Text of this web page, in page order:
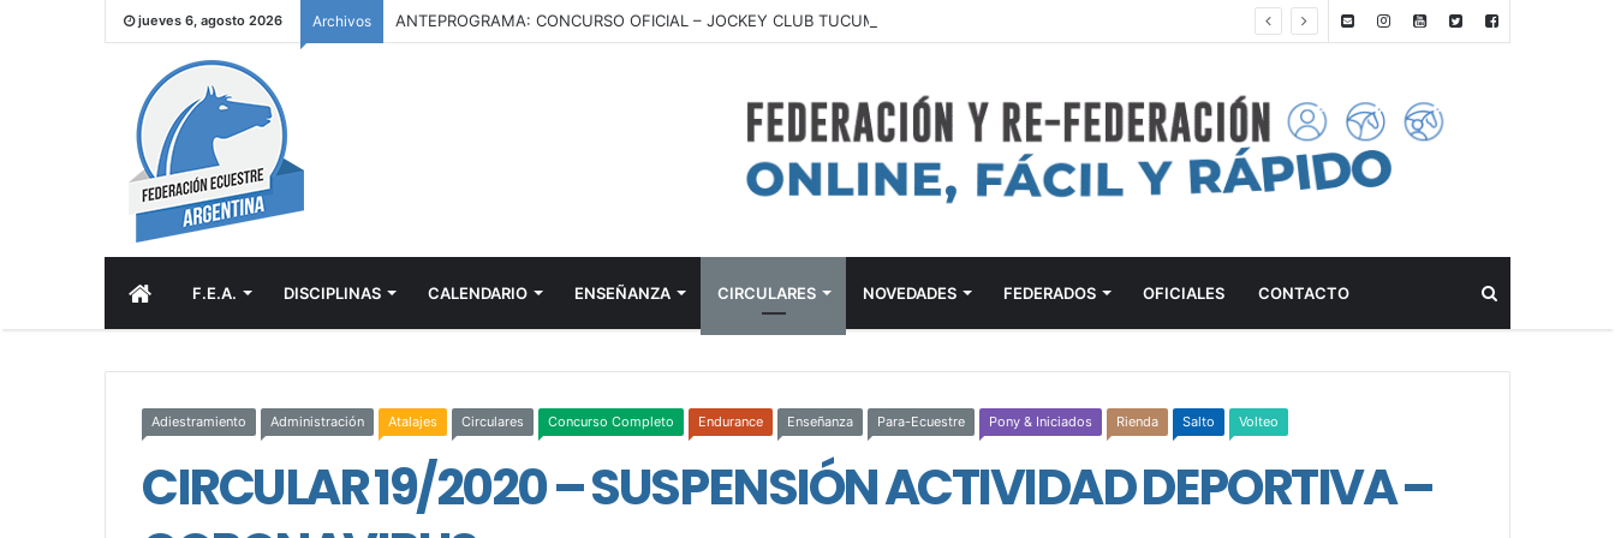
jueves 6, agosto 2026 Archivos ANTEPROGRAMA: CONCURSO OFICIAL – JOCKEY CLUB TUCUMÁN – 22 Y 23 DE AGOSTO DE 2026
INICIOF.E.A. DISCIPLINAS CALENDARIO ENSEÑANZA CIRCULARES NOVEDADES FEDERADOS OFICIALES CONTACTO
Adiestramiento Administración Atalajes Circulares Concurso Completo Endurance Enseñanza Para-Ecuestre Pony & Iniciados Rienda Salto Volteo
CIRCULAR 19/2020 – SUSPENSIÓN ACTIVIDAD DEPORTIVA –